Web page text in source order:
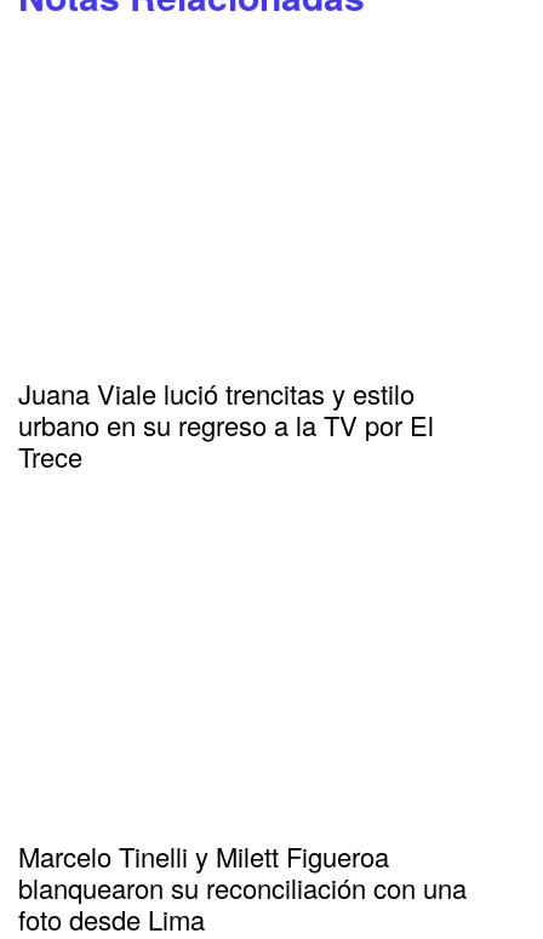
Juana Viale lució trencitas y estilo
urbano en su regreso a la TV por El
Trece
Marcelo Tinelli y Milett Figueroa
blanquearon su reconciliación con una
foto desde Lima